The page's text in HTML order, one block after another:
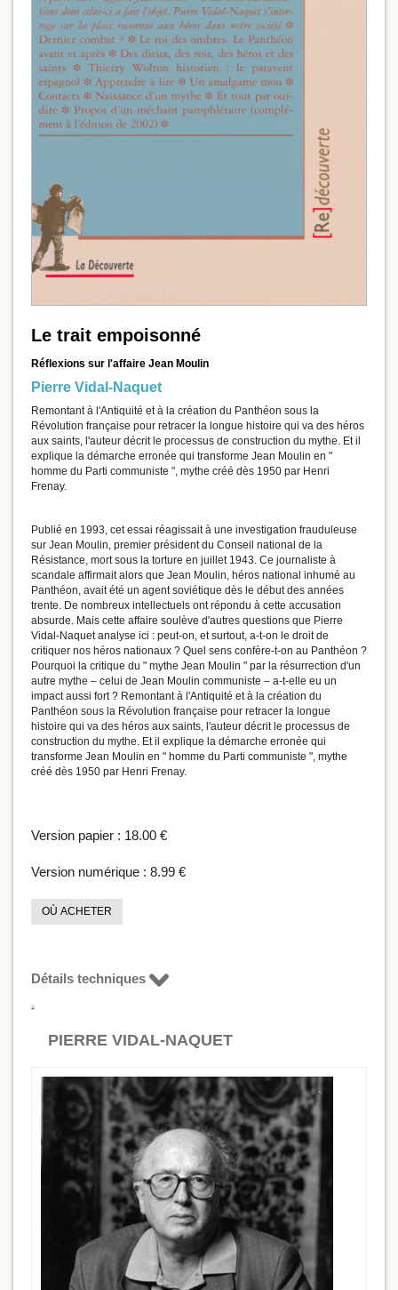
Le trait empoisonné
Réflexions sur l'affaire Jean Moulin
Pierre Vidal-Naquet
Remontant à l'Antiquité et à la création du Panthéon sous la
Révolution française pour retracer la longue histoire qui va des héros
aux saints, l'auteur décrit le processus de construction du mythe. Et il
explique la démarche erronée qui transforme Jean Moulin en "
homme du Parti communiste ", mythe créé dès 1950 par Henri
Frenay.
Publié en 1993, cet essai réagissait à une investigation frauduleuse
sur Jean Moulin, premier président du Conseil national de la
Résistance, mort sous la torture en juillet 1943. Ce journaliste à
scandale affirmait alors que Jean Moulin, héros national inhumé au
Panthéon, avait été un agent soviétique dès le début des années
trente. De nombreux intellectuels ont répondu à cette accusation
absurde. Mais cette affaire soulève d'autres questions que Pierre
Vidal-Naquet analyse ici : peut-on, et surtout, a-t-on le droit de
critiquer nos héros nationaux ? Quel sens confère-t-on au Panthéon ?
Pourquoi la critique du " mythe Jean Moulin " par la résurrection d'un
autre mythe – celui de Jean Moulin communiste – a-t-elle eu un
impact aussi fort ? Remontant à l'Antiquité et à la création du
Panthéon sous la Révolution française pour retracer la longue
histoire qui va des héros aux saints, l'auteur décrit le processus de
construction du mythe. Et il explique la démarche erronée qui
transforme Jean Moulin en " homme du Parti communiste ", mythe
créé dès 1950 par Henri Frenay.
Version papier : 18.00 €
Version numérique : 8.99 €
OÙ ACHETER
Détails techniques
PIERRE VIDAL-NAQUET